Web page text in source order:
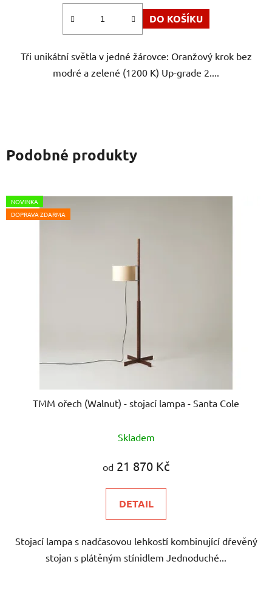
5,0
hvězdiček.
DO KOŠÍKU
Tři unikátní světla v jedné žárovce: Oranžový krok bez
modré a zelené (1200 K) Up-grade 2....
Podobné produkty
NOVINKA
DOPRAVA ZDARMA
TMM ořech (Walnut) - stojací lampa - Santa Cole
Skladem
od 21 870 Kč
DETAIL
Stojací lampa s nadčasovou lehkostí kombinující dřevěný
stojan s plátěným stínidlem Jednoduché...